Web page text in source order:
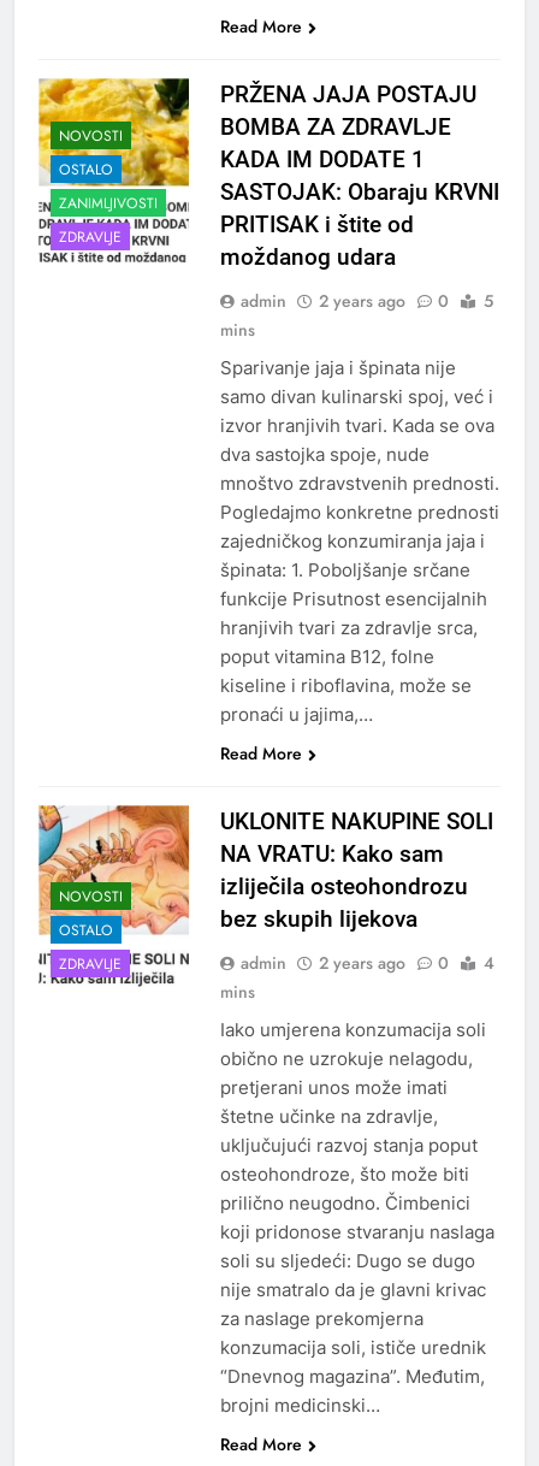
Read More
NOVOSTI
OSTALO
ZANIMLJIVOSTI
ZDRAVLJE
PRŽENA JAJA POSTAJU
BOMBA ZA ZDRAVLJE
KADA IM DODATE 1
SASTOJAK: Obaraju KRVNI
PRITISAK i štite od
moždanog udara
admin 2 years ago 0
5
mins
Sparivanje jaja i špinata nije
samo divan kulinarski spoj, već i
izvor hranjivih tvari. Kada se ova
dva sastojka spoje, nude
mnoštvo zdravstvenih prednosti.
Pogledajmo konkretne prednosti
zajedničkog konzumiranja jaja i
špinata: 1. Poboljšanje srčane
funkcije Prisutnost esencijalnih
hranjivih tvari za zdravlje srca,
poput vitamina B12, folne
kiseline i riboflavina, može se
pronaći u jajima,…
Read More
NOVOSTI
OSTALO
ZDRAVLJE
UKLONITE NAKUPINE SOLI
NA VRATU: Kako sam
izliječila osteohondrozu
bez skupih lijekova
admin 2 years ago 0
4
mins
Iako umjerena konzumacija soli
obično ne uzrokuje nelagodu,
pretjerani unos može imati
štetne učinke na zdravlje,
uključujući razvoj stanja poput
osteohondroze, što može biti
prilično neugodno. Čimbenici
koji pridonose stvaranju naslaga
soli su sljedeći: Dugo se dugo
nije smatralo da je glavni krivac
za naslage prekomjerna
konzumacija soli, ističe urednik
“Dnevnog magazina”. Međutim,
brojni medicinski…
Read More